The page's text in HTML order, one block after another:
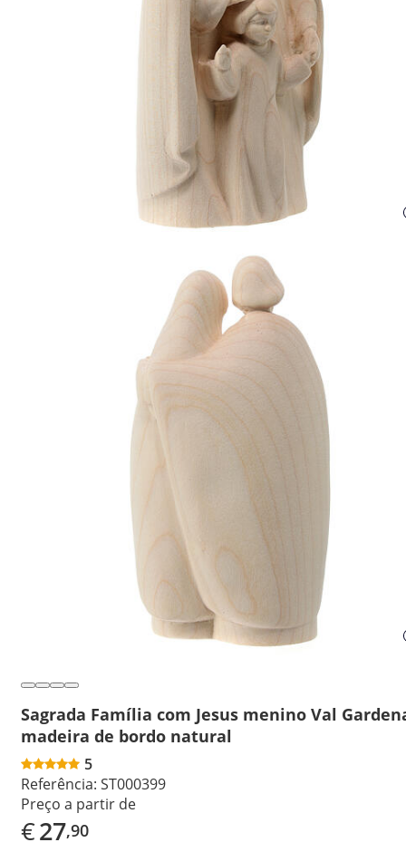
Sagrada Família com Jesus menino Val
madeira de bordo natural
5
Referência: ST000399
Preço a partir de
€27,90